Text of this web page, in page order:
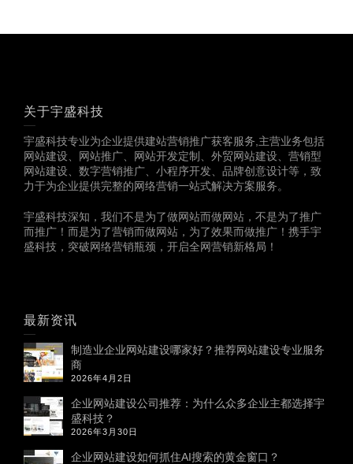
关于宇盛科技
宇盛科技专业为企业提供建站营销推广获客服务,主营业务包括
网站建设、网站推广、网站开发定制、外贸网站建设、营销型
网站建设、数字营销推广、小程序开发、品牌创意设计等，致
力于为企业提供完整的网络营销一站式解决方案服务。
宇盛科技深知，我们不是为了做网站而做网站，不是为了推广
而推广！而是为了营销而做网站，为了效果而做推广！携手宇
盛科技，突破网络营销瓶颈，开启全网营销新格局！
最新资讯
制造业企业网站建设哪家好？推荐网站建设专业服务
商
2026年4月2日
企业网站建设公司推荐：为什么众多企业主都选择宇
盛科技？
2026年3月30日
企业网站建设如何抓住AI搜索的黄金窗口？